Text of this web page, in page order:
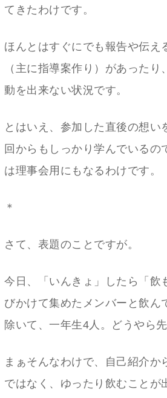
てきたわけです。
ほんとはすぐにでも報告や伝え
（主に指導案作り）があった
動を出来ない状況です。
とはいえ、参加した直後の想
回からもしっかり学んでいる
は理事会用にもなるわけです。
＊
さて、表題のことですが。
今日、「いんきょ」したら「飲
びかけて集めたメンバーと飲ん
除いて、一年生4人。どうやら
まぁそんなわけで、自己紹介
ではなく、ゆったり飲むことが